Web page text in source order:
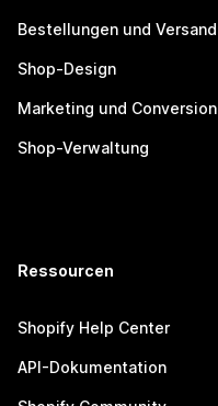
Bestellungen und Versand
Shop-Design
Marketing und Conversion
Shop-Verwaltung
Ressourcen
Shopify Help Center
API-Dokumentation